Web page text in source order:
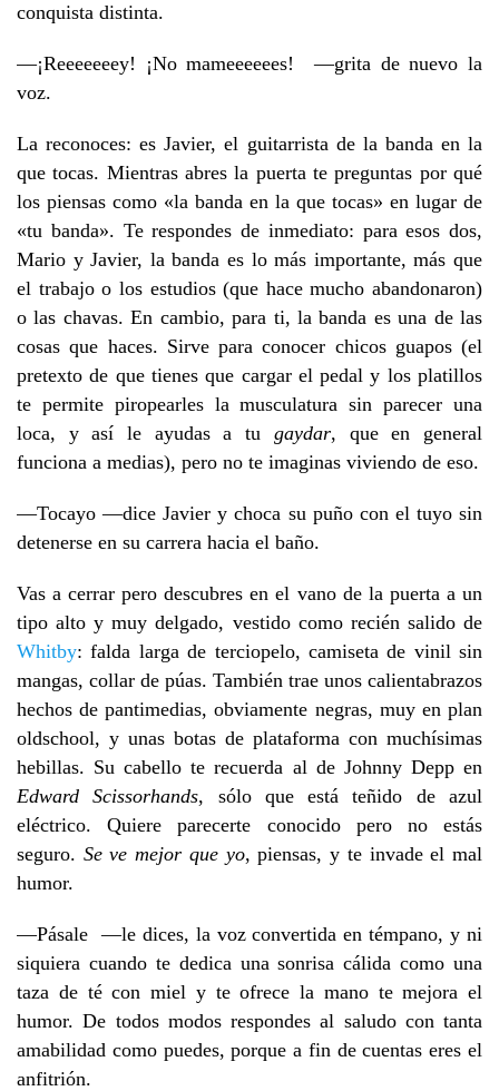
conquista distinta.
—¡Reeeeeeey! ¡No mameeeeees! —grita de nuevo la
voz.
La reconoces: es Javier, el guitarrista de la banda en la
que tocas. Mientras abres la puerta te preguntas por qué
los piensas como «la banda en la que tocas» en lugar de
«tu banda». Te respondes de inmediato: para esos dos,
Mario y Javier, la banda es lo más importante, más que
el trabajo o los estudios (que hace mucho abandonaron)
o las chavas. En cambio, para ti, la banda es una de las
cosas que haces. Sirve para conocer chicos guapos (el
pretexto de que tienes que cargar el pedal y los platillos
te permite piropearles la musculatura sin parecer una
loca, y así le ayudas a tu gaydar, que en general
funciona a medias), pero no te imaginas viviendo de eso.
—Tocayo —dice Javier y choca su puño con el tuyo sin
detenerse en su carrera hacia el baño.
Vas a cerrar pero descubres en el vano de la puerta a un
tipo alto y muy delgado, vestido como recién salido de
Whitby: falda larga de terciopelo, camiseta de vinil sin
mangas, collar de púas. También trae unos calientabrazos
hechos de pantimedias, obviamente negras, muy en plan
oldschool, y unas botas de plataforma con muchísimas
hebillas. Su cabello te recuerda al de Johnny Depp en
Edward Scissorhands, sólo que está teñido de azul
eléctrico. Quiere parecerte conocido pero no estás
seguro. Se ve mejor que yo, piensas, y te invade el mal
humor.
—Pásale —le dices, la voz convertida en témpano, y ni
siquiera cuando te dedica una sonrisa cálida como una
taza de té con miel y te ofrece la mano te mejora el
humor. De todos modos respondes al saludo con tanta
amabilidad como puedes, porque a fin de cuentas eres el
anfitrión.